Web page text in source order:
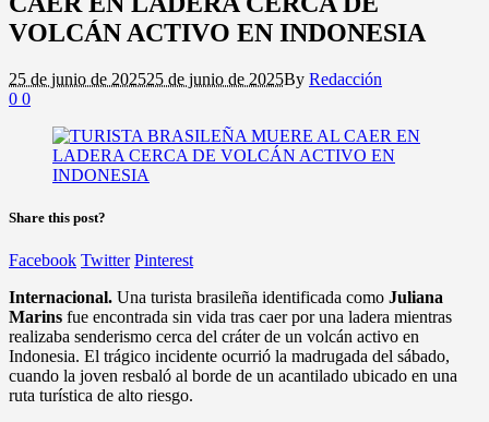
VOLCÁN ACTIVO EN INDONESIA
25 de junio de 202525 de junio de 2025By Redacción
0 0
Share this post?
Facebook Twitter Pinterest
Internacional. Una turista brasileña identificada como Juliana
Marins fue encontrada sin vida tras caer por una ladera mientras
realizaba senderismo cerca del cráter de un volcán activo en
Indonesia. El trágico incidente ocurrió la madrugada del sábado,
cuando la joven resbaló al borde de un acantilado ubicado en una
ruta turística de alto riesgo.